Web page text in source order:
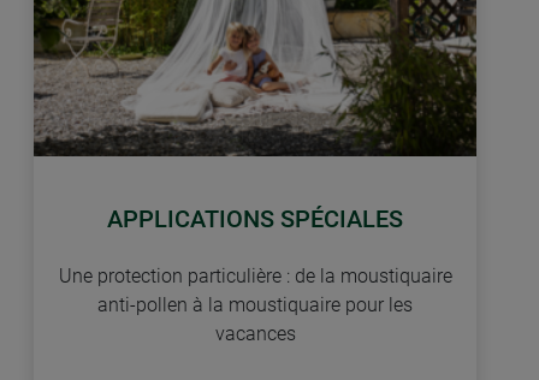
APPLICATIONS SPÉCIALES
Une protection particulière : de la moustiquaire
anti-pollen à la moustiquaire pour les
vacances